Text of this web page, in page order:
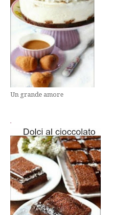
Un grande amore
.